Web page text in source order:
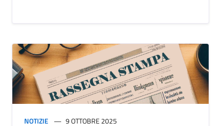
NOTIZIE 9 OTTOBRE 2025